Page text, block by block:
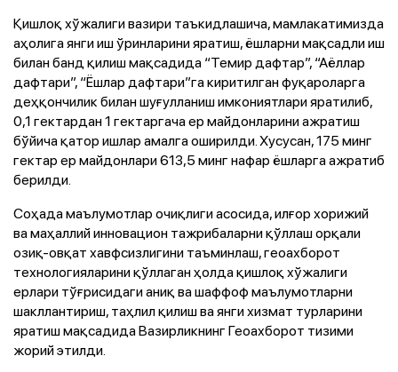
Қишлоқ хўжалиги вазири таъкидлашича, мамлакатимизда
аҳолига янги иш ўринларини яратиш, ёшларни мақсадли иш
билан банд қилиш мақсадида “Темир дафтар”, “Аёллар
дафтари”, “Ёшлар дафтари”га киритилган фуқароларга
деҳқончилик билан шуғулланиш имкониятлари яратилиб,
0,1 гектардан 1 гектаргача ер майдонларини ажратиш
бўйича қатор ишлар амалга оширилди. Хусусан, 175 минг
гектар ер майдонлари 613,5 минг нафар ёшларга ажратиб
берилди.
Соҳада маълумотлар очиқлиги асосида, илғор хорижий
ва маҳаллий инновацион тажрибаларни қўллаш орқали
озиқ-овқат хавфсизлигини таъминлаш, геоахборот
технологияларини қўллаган ҳолда қишлоқ хўжалиги
ерлари тўғрисидаги аниқ ва шаффоф маълумотларни
шакллантириш, таҳлил қилиш ва янги хизмат турларини
яратиш мақсадида Вазирликнинг Геоахборот тизими
жорий этилди.